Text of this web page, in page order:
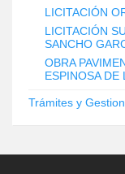
LICITACIÓN
LICITACIÓN
SANCHO
OBRA
ESPINOSA DE
Trámites y